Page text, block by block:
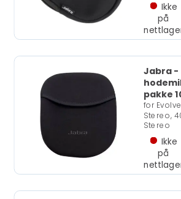
Ikke
på
Jabra -
pakke
for
Stereo,
Stereo
Ikke
på